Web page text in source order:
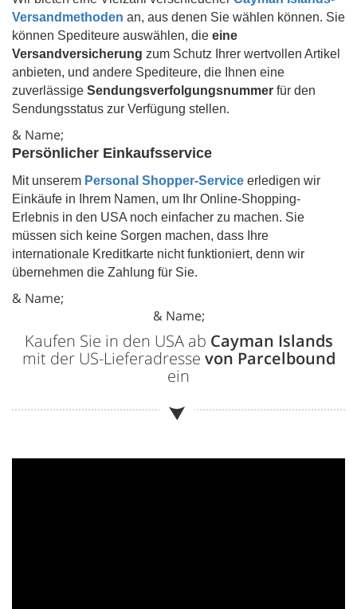
Versandmethoden an, aus denen Sie wählen können. Sie
können Spediteure auswählen, die eine
Versandversicherung zum Schutz Ihrer wertvollen Artikel
anbieten, und andere Spediteure, die Ihnen eine
zuverlässige Sendungsverfolgungsnummer für den
Sendungsstatus zur Verfügung stellen.
& Name;
Persönlicher Einkaufsservice
Mit unserem Personal Shopper-Service erledigen wir
Einkäufe in Ihrem Namen, um Ihr Online-Shopping-
Erlebnis in den USA noch einfacher zu machen. Sie
müssen sich keine Sorgen machen, dass Ihre
internationale Kreditkarte nicht funktioniert, denn wir
übernehmen die Zahlung für Sie.
& Name;
& Name;
Kaufen Sie in den USA ab Cayman Islands
mit der US-Lieferadresse von Parcelbound
ein